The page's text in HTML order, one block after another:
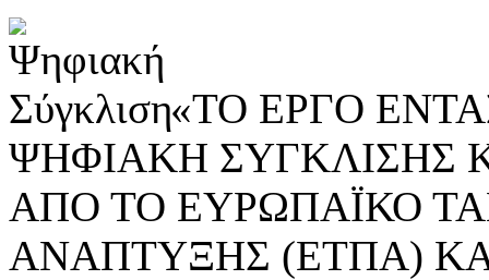
«ΤΟ ΕΡΓΟ
ΨΗΦΙΑΚΗ ΣΥΓΚΛΙΣΗΣ
ΑΠΟ ΤΟ ΕΥΡΩΠΑΪΚΟ
ΑΝΑΠΤΥΞΗΣ (ΕΤΠΑ)